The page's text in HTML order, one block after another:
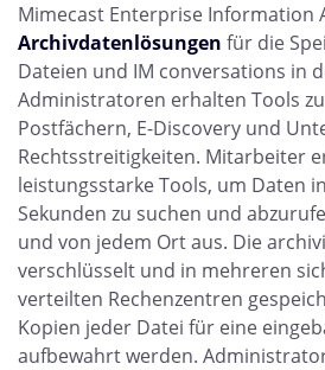
Mimecast Enterprise Information
Archivdatenlösungen für die
Dateien und IM conversations in
Administratoren erhalten Tools
Postfächern, E-Discovery und
Rechtsstreitigkeiten. Mitarbeiter
leistungsstarke Tools, um Daten
Sekunden zu suchen und
und von jedem Ort aus. Die
verschlüsselt und in mehreren
verteilten Rechenzentren
Kopien jeder Datei für eine
aufbewahrt werden.